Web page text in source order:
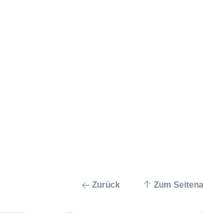
Zurück Zum